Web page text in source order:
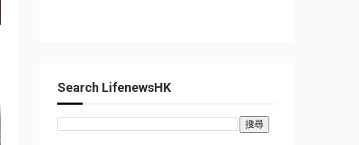
Search LifenewsHK